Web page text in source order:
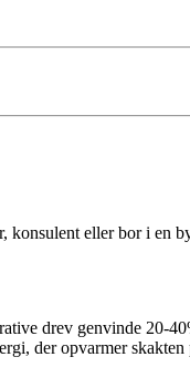
konsulent eller bor i en
drev genvinde 20-
der opvarmer skakten